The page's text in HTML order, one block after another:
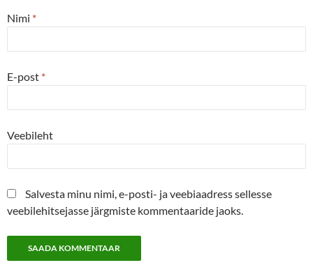
Nimi *
E-post *
Veebileht
Salvesta minu nimi, e-posti- ja veebiaadress sellesse
veebilehitsejasse järgmiste kommentaaride jaoks.